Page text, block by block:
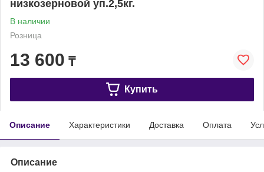
низкозерновой уп.2,5кг.
В наличии
Розница
13 600 ₸
Купить
Описание Характеристики Доставка Оплата
Описание